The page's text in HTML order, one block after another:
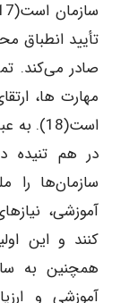
تأیید انطباق
صادر می‌کند.
مهارت‌ ها،
سازمان‌ها را
آموزشی،
کنند و این
همچنین به
آموزشی و